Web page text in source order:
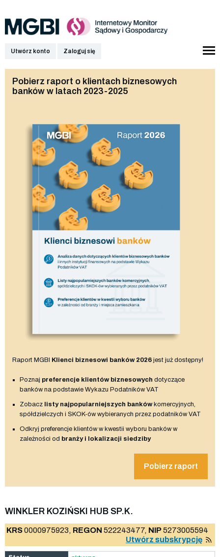
Utwórz konto Zaloguj się
Pobierz raport o klientach biznesowych
banków w latach 2023-2025
Raport MGBI Klienci biznesowi banków 2026 jest już dostępny!
Poznaj preferencje klientów biznesowych dotyczące
banków na podstawie Wykazu Podatników VAT
Zobacz listy najpopularniejszych bankówkomercyjnych,
spółdzielczych i SKOK-ów wybieranych przez podatników VAT
Odkryj preferencje klientów w kwestii wyboru banków w
zależności od branży i lokalizacji siedziby
Pobierz raport
WINKLER KOZIŃSKI HUB SP.K.
KRS0000975923, REGON 522243477, NIP5273005594
Utwórz subskrypcję